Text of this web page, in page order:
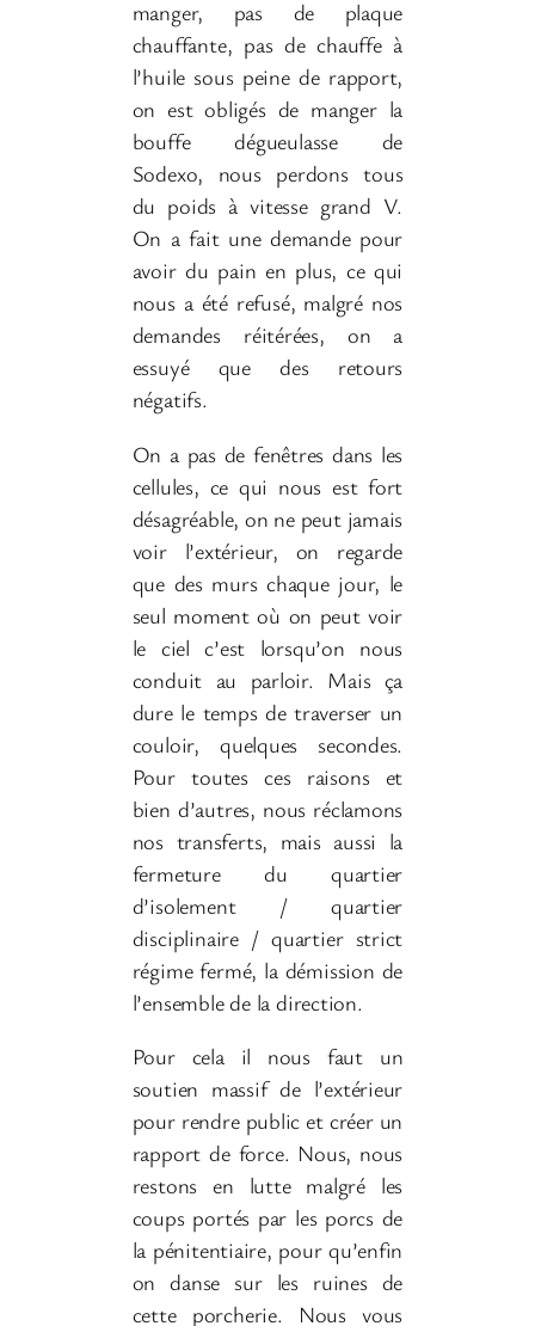
manger, pas de plaque
chauffante, pas de chauffe à
l’huile sous peine de rapport,
on est obligés de manger la
bouffe dégueulasse de
Sodexo, nous perdons tous
du poids à vitesse grand V.
On a fait une demande pour
avoir du pain en plus, ce qui
nous a été refusé, malgré nos
demandes réitérées, on a
essuyé que des retours
négatifs.
On a pas de fenêtres dans les
cellules, ce qui nous est fort
désagréable, on ne peut jamais
voir l’extérieur, on regarde
que des murs chaque jour, le
seul moment où on peut voir
le ciel c’est lorsqu’on nous
conduit au parloir. Mais ça
dure le temps de traverser un
couloir, quelques secondes.
Pour toutes ces raisons et
bien d’autres, nous réclamons
nos transferts, mais aussi la
fermeture du quartier
d’isolement / quartier
disciplinaire / quartier strict
régime fermé, la démission de
l’ensemble de la direction.
Pour cela il nous faut un
soutien massif de l’extérieur
pour rendre public et créer un
rapport de force. Nous, nous
restons en lutte malgré les
coups portés par les porcs de
la pénitentiaire, pour qu’enfin
on danse sur les ruines de
cette porcherie. Nous vous